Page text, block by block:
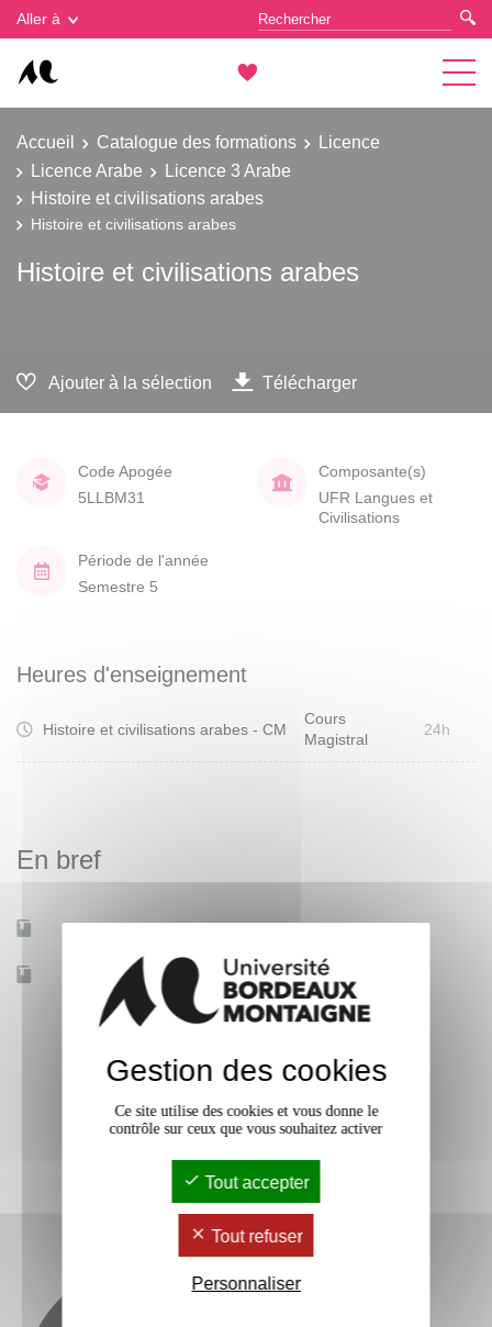
Aller à
Accueil Catalogue des formations
Licence
Licence Arabe
Licence 3 Arabe
Histoire et civilisations arabes
Histoire et civilisations arabes
Histoire et civilisations arabes
Ajouter à la sélection Télécharger
Code Apogée
5LLBM31
Composante(s)
UFR Langues et
Civilisations
Période de l'année
Semestre 5
Heures d'enseignement
Histoire et civilisations arabes - CM
Cours
Magistral
24h
En bref
Mobilité d'études
Accessible à distance Non
Gestion des cookies
Gestion des cookies
Ce site utilise des cookies et vous donne le
contrôle sur ceux que vous souhaitez activer
Tout accepter
Tout refuser
Personnaliser